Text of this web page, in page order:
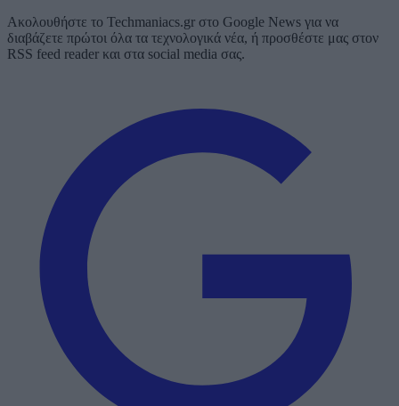
Ακολουθήστε το Techmaniacs.gr στο Google News για να
διαβάζετε πρώτοι όλα τα τεχνολογικά νέα, ή προσθέστε μας στον
RSS feed reader και στα social media σας.